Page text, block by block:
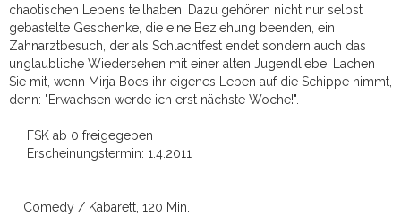
chaotischen Lebens teilhaben. Dazu gehören nicht nur selbst
gebastelte Geschenke, die eine Beziehung beenden, ein
Zahnarztbesuch, der als Schlachtfest endet sondern auch das
unglaubliche Wiedersehen mit einer alten Jugendliebe. Lachen
Sie mit, wenn Mirja Boes ihr eigenes Leben auf die Schippe nimmt,
denn: "Erwachsen werde ich erst nächste Woche!".
FSK ab 0 freigegeben
Erscheinungstermin: 1.4.2011
Comedy / Kabarett, 120 Min.